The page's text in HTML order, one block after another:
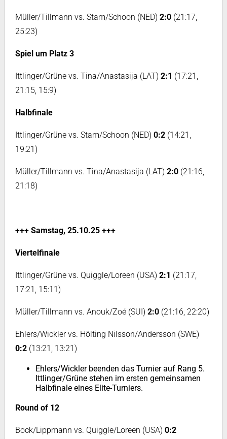
Müller/Tillmann vs. Stam/Schoon (NED) 2:0 (21:17,
25:23)
Spiel um Platz 3
Ittlinger/Grüne vs. Tina/Anastasija (LAT) 2:1 (17:21,
21:15, 15:9)
Halbfinale
Ittlinger/Grüne vs. Stam/Schoon (NED) 0:2 (14:21,
19:21)
Müller/Tillmann vs. Tina/Anastasija (LAT) 2:0 (21:16,
21:18)
+++ Samstag, 25.10.25 +++
Viertelfinale
Ittlinger/Grüne vs. Quiggle/Loreen (USA) 2:1 (21:17,
17:21, 15:11)
Müller/Tillmann vs. Anouk/Zoé (SUI) 2:0 (21:16, 22:20)
Ehlers/Wickler vs. Hölting Nilsson/Andersson (SWE)
0:2 (13:21, 13:21)
Ehlers/Wickler beenden das Turnier auf Rang 5.
Ittlinger/Grüne stehen im ersten gemeinsamen
Halbfinale eines Elite-Turniers.
Round of 12
Bock/Lippmann vs. Quiggle/Loreen (USA) 0:2